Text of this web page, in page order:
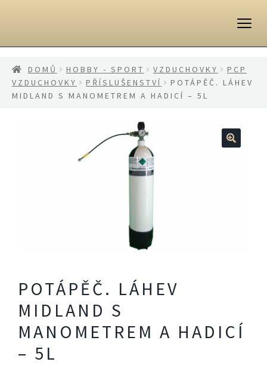
DOMŮ HOBBY - SPORT VZDUCHOVKY
PCP
VZDUCHOVKY
PŘÍSLUŠENSTVÍ
POTÁPĚČ. LÁHEV
MIDLAND S MANOMETREM A HADICÍ – 5L
POTÁPĚČ. LÁHEV
MIDLAND S
MANOMETREM A HADICÍ
– 5L